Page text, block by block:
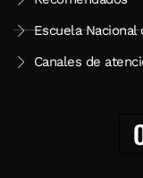
Escuela Nacional
Canales de